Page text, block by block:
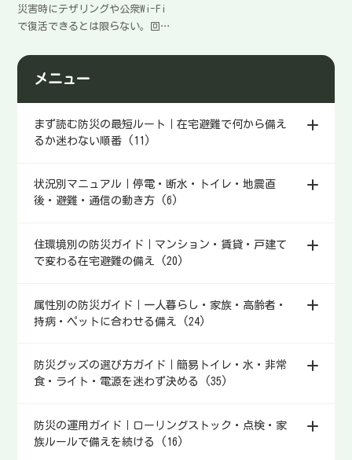
当てにならない理由と使い
方
災害時にテザリングや公衆Wi-Fi
で復活できるとは限らない。回
耗・速度低下など現実の制約を
整理し、使う優先順位（連絡→
ます。
メニュー
まず読む防災の最短ルート｜在宅避難で何から備え
るか迷わない順番 (11)
状況別マニュアル｜停電・断水・トイレ・地震直
後・避難・通信の動き方 (6)
住環境別の防災ガイド｜マンション・賃貸・戸建て
で変わる在宅避難の備え (20)
属性別の防災ガイド｜一人暮らし・家族・高齢者・
持病・ペットに合わせる備え (24)
防災グッズの選び方ガイド｜簡易トイレ・水・非常
食・ライト・電源を迷わず決める (35)
防災の運用ガイド｜ローリングストック・点検・家
族ルールで備えを続ける (16)